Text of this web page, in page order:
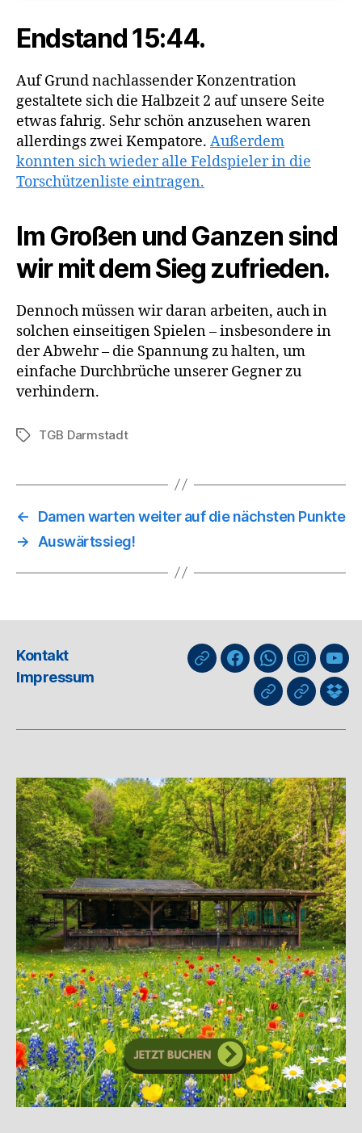
Endstand 15:44.
Auf Grund nachlassender Konzentration
gestaltete sich die Halbzeit 2 auf unsere Seite
etwas fahrig. Sehr schön anzusehen waren
allerdings zwei Kempatore. Außerdem
konnten sich wieder alle Feldspieler in die
Torschützenliste eintragen.
Im Großen und Ganzen sind
wir mit dem Sieg zufrieden.
Dennoch müssen wir daran arbeiten, auch in
solchen einseitigen Spielen – insbesondere in
der Abwehr – die Spannung zu halten, um
einfache Durchbrüche unserer Gegner zu
verhindern.
Schlagwörter
TGB Darmstadt
←
Damen warten weiter auf die nächsten Punkte
→
Auswärtssieg!
Kontakt
Impressum
nuLigaFacebookWhatsApp-
Kanal
GIPHYThreads